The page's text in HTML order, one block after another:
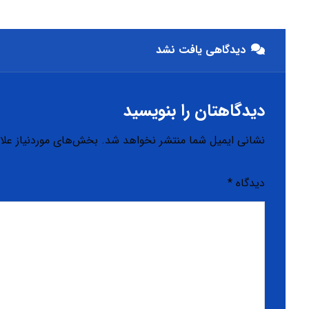
دیدگاهی یافت نشد
دیدگاهتان را بنویسید
نشانی ایمیل شما منتشر نخواهد شد. بخش‌های موردنیاز
دیدگاه *